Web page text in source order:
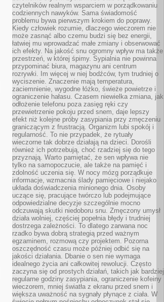
czytelników realnym wsparciem w porządkowaniu
codziennych nawyków. Sama świadomość
problemu bywa pierwszym krokiem do poprawy.
Kiedy człowiek rozumie, dlaczego wieczorem nie
może zasnąć albo czemu budzi się bez energii,
łatwiej mu wprowadzać małe zmiany i obserwować
ich efekty. Na jakość snu ogromny wpływ ma także
przestrzeń, w której śpimy. Sypialnia nie powinna
przypominać biura, magazynu ani centrum
rozrywki. Im więcej w niej bodźców, tym trudniej o
wyciszenie. Znaczenie mają temperatura,
zaciemnienie, wygodne łóżko, świeże powietrze i
ograniczenie hałasu. Czasem niewielka zmiana, jak
odłożenie telefonu poza zasięg ręki czy
przewietrzenie pokoju przed snem, daje lepszy
efekt niż kolejne próby zasypiania przy zmęczeniu
graniczącym z frustracją. Organizm lubi spokój i
regularność. To nie przypadek, że rytuały
wieczorne tak dobrze działają na dzieci. Dorośli
również ich potrzebują, choć rzadziej się do tego
przyznają. Warto pamiętać, że sen wpływa nie
tylko na samopoczucie, ale także na pamięć i
zdolność uczenia się. W nocy mózg porządkuje
informacje, wzmacnia ślady pamięciowe i niejako
układa doświadczenia minionego dnia. Osoby
uczące się, pracujące twórczo lub podejmujące
odpowiedzialne decyzje szczególnie mocno
odczuwają skutki niedoboru snu. Zmęczony umysł
działa wolniej, częściej popełnia błędy i trudniej
dostrzega zależności. To dlatego zarwana noc
rzadko bywa dobrą strategią przed ważnym
egzaminem, rozmową czy projektem. Pozorna
oszczędność czasu może później odbić się na
jakości działania. Dbanie o sen nie wymaga
idealnego życia ani całkowitej rewolucji. Często
zaczyna się od prostych działań, takich jak bardziej
regularne godziny zasypiania, ograniczenie kofeiny
wieczorem, mniej światła z ekranu przed snem i
większa uważność na sygnały płynące z ciała. W